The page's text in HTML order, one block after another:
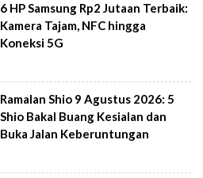
6 HP Samsung Rp2 Jutaan Terbaik:
Kamera Tajam, NFC hingga
Koneksi 5G
Ramalan Shio 9 Agustus 2026: 5
Shio Bakal Buang Kesialan dan
Buka Jalan Keberuntungan